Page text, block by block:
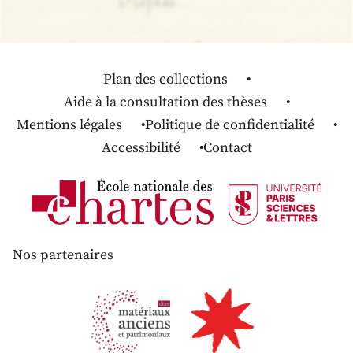
Plan des collections
Aide à la consultation des thèses
Mentions légales
Politique de confidentialité
Accessibilité
Contact
Nos partenaires